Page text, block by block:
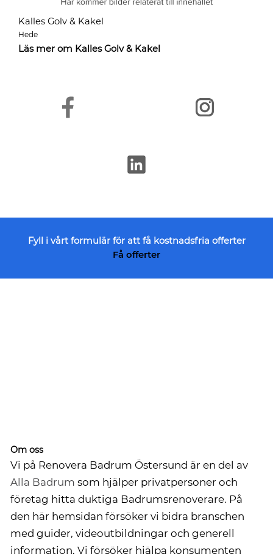
Kalles Golv & Kakel
Hede
Läs mer om Kalles Golv & Kakel
Fyll i vårt formulär för att få kostnadsfria offerter
Få offerter
Om oss
Vi på Renovera Badrum Östersund är en del av
Alla Badrum som hjälper privatpersoner och
företag hitta duktiga Badrumsrenoverare. På
den här hemsidan försöker vi bidra branschen
med guider, videoutbildningar och generell
information. Vi försöker hjälpa konsumenten